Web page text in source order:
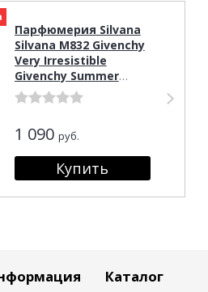
Парфюмерия Silvana
Silvana M832 Givenchy
Very Irresistible
Givenchy Summer
Cocktail - Fresh
Attitude 50 мл
1 090 руб.
Каталог